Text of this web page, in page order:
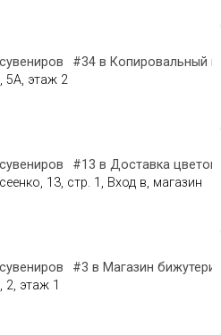
#34 в Копировальный
5А, этаж 2
#13 в Доставка цветов
13, стр. 1, Вход в, магазин
#3 в Магазин
этаж 1